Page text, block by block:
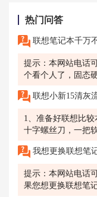
热门问答
联想笔记本千万不要用固态硬盘
提示：本网站电话
个看个人了，固态
联想小新15清灰
1、准备好联想比
十字螺丝刀，一把
我想更换联想笔记本的屏幕，
提示：本网站电话
果您想更换联想笔